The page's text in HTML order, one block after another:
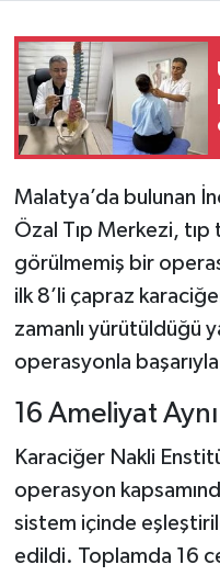
Malatya’da bulunan
Özal Tıp Merkezi,
görülmemiş bir
ilk 8’li çapraz
zamanlı yürütüldüğü
operasyonla
16 Ameliyat
Karaciğer Nakli
operasyon
sistem içinde
edildi. Toplamda 16
Teknoloji
Yaşam